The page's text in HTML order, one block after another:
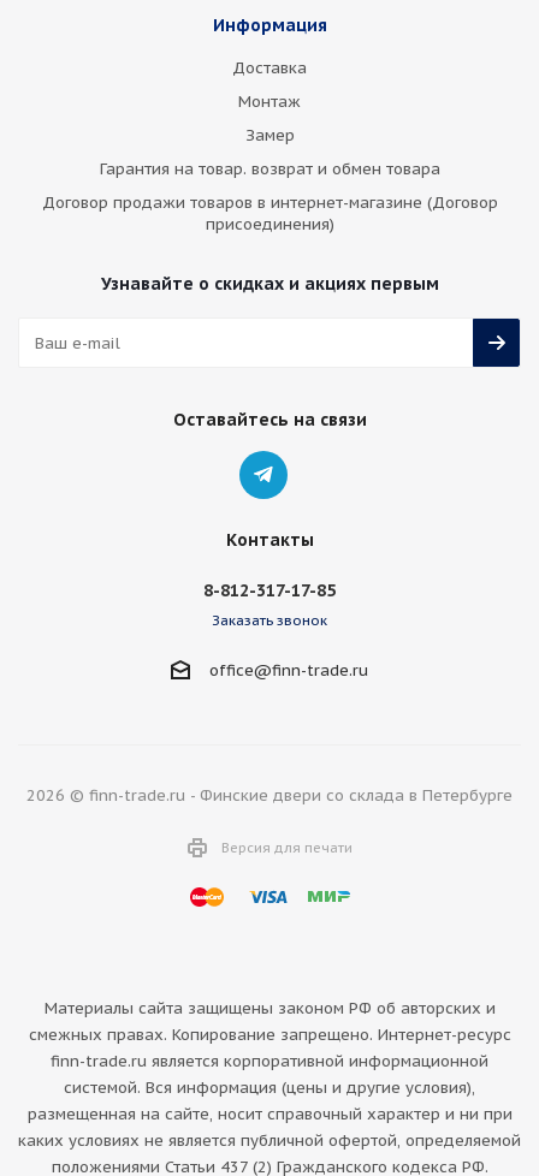
Информация
Доставка
Монтаж
Замер
Гарантия на товар. возврат и обмен товара
Договор продажи товаров в интернет-магазине (Договор
присоединения)
Узнавайте о скидках и акциях первым
Оставайтесь на связи
Контакты
8-812-317-17-85
Заказать звонок
office@finn-trade.ru
2026 © finn-trade.ru - Финские двери со склада в Петербурге
Версия для печати
Материалы сайта защищены законом РФ об авторских и
смежных правах. Копирование запрещено. Интернет-ресурс
finn-trade.ru является корпоративной информационной
системой. Вся информация (цены и другие условия),
размещенная на сайте, носит справочный характер и ни при
каких условиях не является публичной офертой, определяемой
положениями Статьи 437 (2) Гражданского кодекса РФ.